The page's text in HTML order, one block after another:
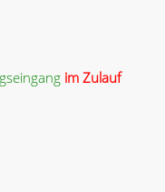
im Zulauf